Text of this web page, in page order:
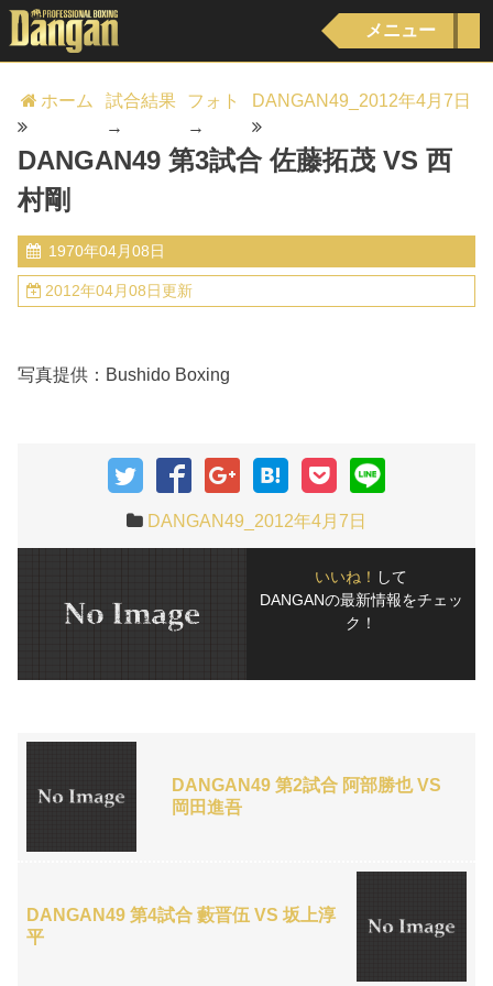
メニュー
ホーム
試合結果
→
フォト
→
DANGAN49_2012年4月7日
DANGAN49 第3試合 佐藤拓茂 VS 西
村剛
1970年04月08日
2012年04月08日更新
写真提供：Bushido Boxing
DANGAN49_2012年4月7日
いいね！ して
DANGANの最新情報をチェッ
ク！
DANGAN49 第2試合 阿部勝也 VS
岡田進吾
DANGAN49 第4試合 藪晋伍 VS 坂上淳
平